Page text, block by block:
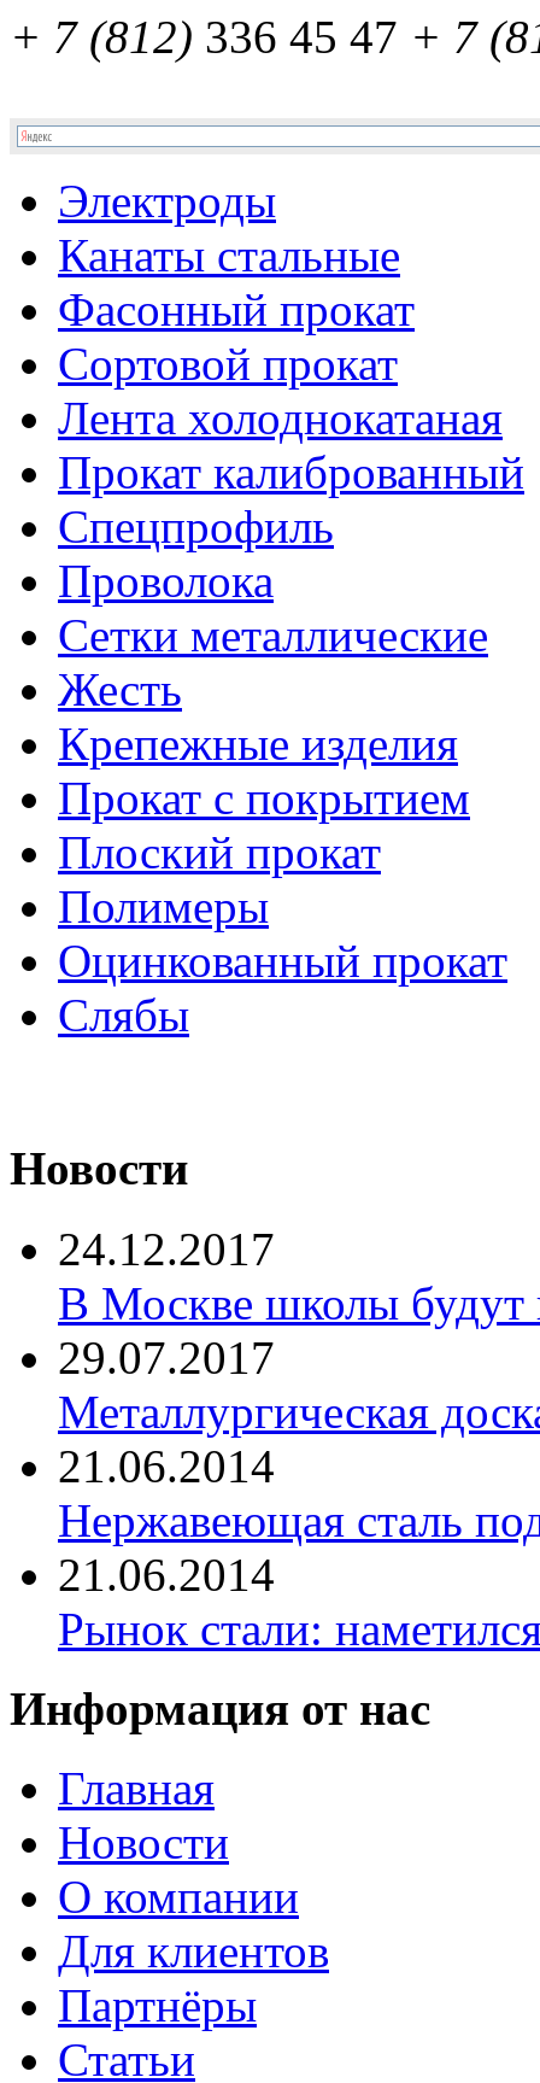
+ 7 (812) 336 45 47 + 7
Электроды
Канаты стальные
Фасонный прокат
Сортовой прокат
Лента холоднокатаная
Прокат калиброванный
Спецпрофиль
Проволока
Сетки металлические
Жесть
Крепежные изделия
Прокат с покрытием
Плоский прокат
Полимеры
Оцинкованный прокат
Слябы
Новости
24.12.2017
В Москве школы будут
29.07.2017
Металлургическая
21.06.2014
Нержавеющая сталь
21.06.2014
Рынок стали:
Информация от нас
Главная
Новости
О компании
Для клиентов
Партнёры
Статьи